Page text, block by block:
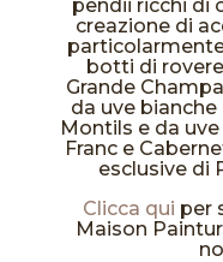
pendii ricchi di
creazione di
botti di
Grande
da uve
Montils e da
Franc e
esclusive di
Clicca qui per
Maison